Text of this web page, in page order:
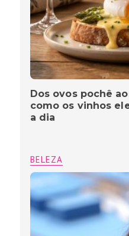
Dos ovos pochê
como os vinhos
a dia
BELEZA